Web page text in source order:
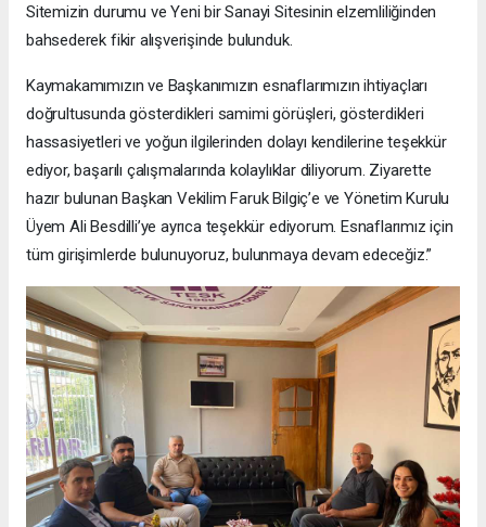
Sitemizin durumu ve Yeni bir Sanayi Sitesinin elzemliliğinden
bahsederek fikir alışverişinde bulunduk.
Kaymakamımızın ve Başkanımızın esnaflarımızın ihtiyaçları
doğrultusunda gösterdikleri samimi görüşleri, gösterdikleri
hassasiyetleri ve yoğun ilgilerinden dolayı kendilerine teşekkür
ediyor, başarılı çalışmalarında kolaylıklar diliyorum. Ziyarette
hazır bulunan Başkan Vekilim Faruk Bilgiç’e ve Yönetim Kurulu
Üyem Ali Besdilli’ye ayrıca teşekkür ediyorum. Esnaflarımız için
tüm girişimlerde bulunuyoruz, bulunmaya devam edeceğiz.”